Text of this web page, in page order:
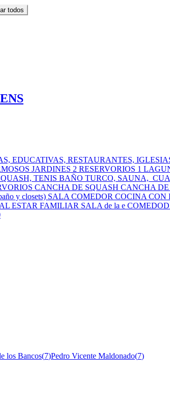
todos
RESTAURANTES,
JARDINES 2 RESERVORIOS 1
TENIS BAÑO TURCO, SAUNA,
CANCHA DE SQUASH CANCHA
y closets) SALA COMEDOR COCINA
ESTAR FAMILIAR SALA de la e
los Bancos(7)Pedro Vicente Maldonado(7)